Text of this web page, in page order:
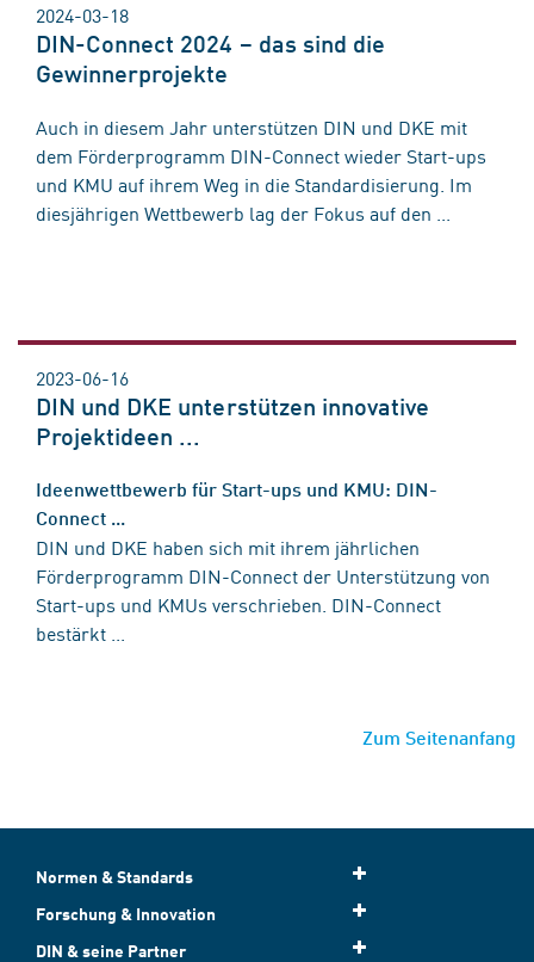
2024-03-18
DIN-Connect 2024 – das sind die
Gewinnerprojekte
Auch in diesem Jahr unterstützen DIN und DKE mit
dem Förderprogramm DIN-Connect wieder Start-ups
und KMU auf ihrem Weg in die Standardisierung. Im
diesjährigen Wettbewerb lag der Fokus auf den ...
2023-06-16
DIN und DKE unterstützen innovative
Projektideen ...
Ideenwettbewerb für Start-ups und KMU: DIN-
Connect ...
DIN und DKE haben sich mit ihrem jährlichen
Förderprogramm DIN-Connect der Unterstützung von
Start-ups und KMUs verschrieben. DIN-Connect
bestärkt ...
Zum Seitenanfang
Normen & Standards
Forschung & Innovation
DIN & seine Partner